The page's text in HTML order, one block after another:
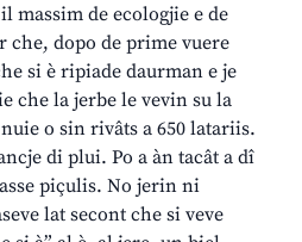
massim de ecologjie e de
che, dopo de prime vuere
si è ripiade daurman e je
che la jerbe le vevin su la
o sin rivâts a 650 latariis.
di plui. Po a àn tacât a dî
piçulis. No jerin ni
lat secont che si veve